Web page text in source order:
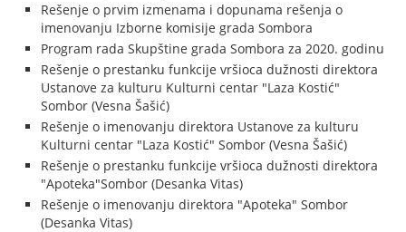
Rešenje o prvim izmenama i dopunama rešenja o
imenovanju Izborne komisije grada Sombora
Program rada Skupštine grada Sombora za 2020. godinu
Rešenje o prestanku funkcije vršioca dužnosti direktora
Ustanove za kulturu Kulturni centar "Laza Kostić"
Sombor (Vesna Šašić)
Rešenje o imenovanju direktora Ustanove za kulturu
Kulturni centar "Laza Kostić" Sombor (Vesna Šašić)
Rešenje o prestanku funkcije vršioca dužnosti direktora
"Apoteka"Sombor (Desanka Vitas)
Rešenje o imenovanju direktora "Apoteka" Sombor
(Desanka Vitas)